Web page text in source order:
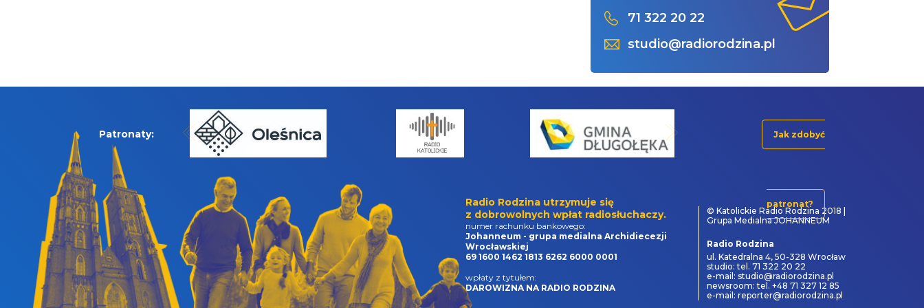
71 322 20 22
studio@radiorodzina.pl
Patronaty: Jak zdobyć
patronat?
Radio Rodzina utrzymuje się
z dobrowolnych wpłat radiosłuchaczy.
numer rachunku bankowego:
Johanneum - grupa medialna Archidiecezji
Wrocławskiej
69 1600 1462 1813 6262 6000 0001
wpłaty z tytułem:
DAROWIZNA NA RADIO RODZINA
© Katolickie Radio Rodzina 2018 |
Grupa Medialna JOHANNEUM
Radio Rodzina
ul. Katedralna 4, 50-328 Wrocław
studio: tel. 71 322 20 22
e-mail: studio@radiorodzina.pl
newsroom: tel. +48 71 327 12 85
e-mail: reporter@radiorodzina.pl